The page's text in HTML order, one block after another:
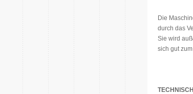
Die
durch das
Sie wird
sich gut